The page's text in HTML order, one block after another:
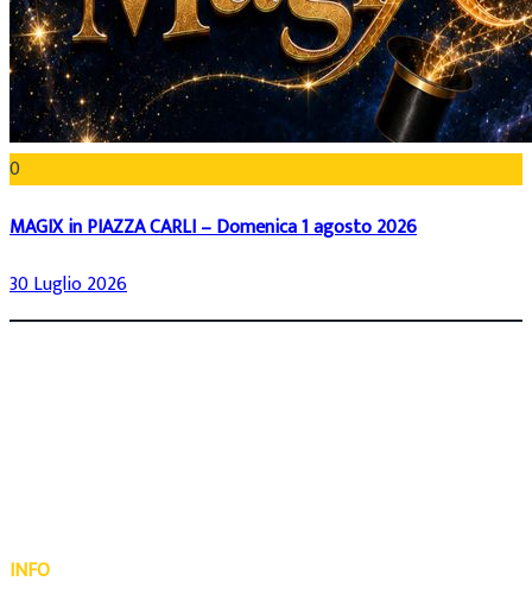
0
MAGIX in PIAZZA CARLI – Domenica 1 agosto 2026
30 Luglio 2026
INFO